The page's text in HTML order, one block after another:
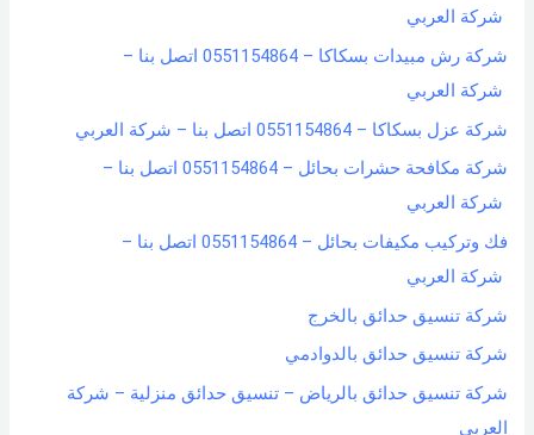
شركة العربي
شركة رش مبيدات بسكاكا – 0551154864 اتصل بنا –
شركة العربي
شركة عزل بسكاكا – 0551154864 اتصل بنا – شركة العربي
شركة مكافحة حشرات بحائل – 0551154864 اتصل بنا –
شركة العربي
فك وتركيب مكيفات بحائل – 0551154864 اتصل بنا –
شركة العربي
شركة تنسيق حدائق بالخرج
شركة تنسيق حدائق بالدوادمي
شركة تنسيق حدائق بالرياض – تنسيق حدائق منزلية – شركة
العربي